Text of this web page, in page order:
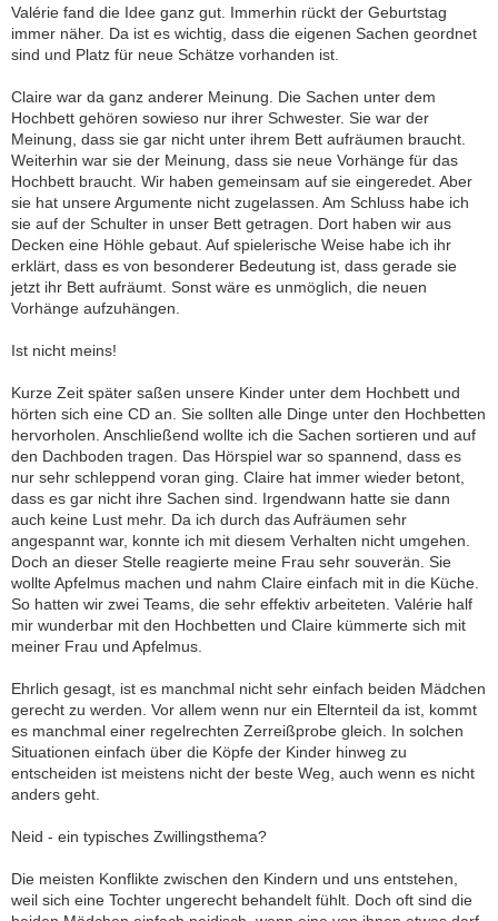
Valérie fand die Idee ganz gut. Immerhin rückt der Geburtstag
immer näher. Da ist es wichtig, dass die eigenen Sachen geordnet
sind und Platz für neue Schätze vorhanden ist.
Claire war da ganz anderer Meinung. Die Sachen unter dem
Hochbett gehören sowieso nur ihrer Schwester. Sie war der
Meinung, dass sie gar nicht unter ihrem Bett aufräumen braucht.
Weiterhin war sie der Meinung, dass sie neue Vorhänge für das
Hochbett braucht. Wir haben gemeinsam auf sie eingeredet. Aber
sie hat unsere Argumente nicht zugelassen. Am Schluss habe ich
sie auf der Schulter in unser Bett getragen. Dort haben wir aus
Decken eine Höhle gebaut. Auf spielerische Weise habe ich ihr
erklärt, dass es von besonderer Bedeutung ist, dass gerade sie
jetzt ihr Bett aufräumt. Sonst wäre es unmöglich, die neuen
Vorhänge aufzuhängen.
Ist nicht meins!
Kurze Zeit später saßen unsere Kinder unter dem Hochbett und
hörten sich eine CD an. Sie sollten alle Dinge unter den Hochbetten
hervorholen. Anschließend wollte ich die Sachen sortieren und auf
den Dachboden tragen. Das Hörspiel war so spannend, dass es
nur sehr schleppend voran ging. Claire hat immer wieder betont,
dass es gar nicht ihre Sachen sind. Irgendwann hatte sie dann
auch keine Lust mehr. Da ich durch das Aufräumen sehr
angespannt war, konnte ich mit diesem Verhalten nicht umgehen.
Doch an dieser Stelle reagierte meine Frau sehr souverän. Sie
wollte Apfelmus machen und nahm Claire einfach mit in die Küche.
So hatten wir zwei Teams, die sehr effektiv arbeiteten. Valérie half
mir wunderbar mit den Hochbetten und Claire kümmerte sich mit
meiner Frau und Apfelmus.
Ehrlich gesagt, ist es manchmal nicht sehr einfach beiden Mädchen
gerecht zu werden. Vor allem wenn nur ein Elternteil da ist, kommt
es manchmal einer regelrechten Zerreißprobe gleich. In solchen
Situationen einfach über die Köpfe der Kinder hinweg zu
entscheiden ist meistens nicht der beste Weg, auch wenn es nicht
anders geht.
Neid - ein typisches Zwillingsthema?
Die meisten Konflikte zwischen den Kindern und uns entstehen,
weil sich eine Tochter ungerecht behandelt fühlt. Doch oft sind die